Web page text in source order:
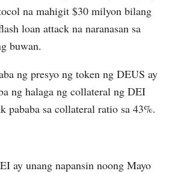
na mahigit $30 milyon bilang
loan attack na naranasan sa
buwan.
ng presyo ng token ng DEUS ay
ng halaga ng collateral ng DEI
pababa sa collateral ratio sa 43%.
ay unang napansin noong Mayo